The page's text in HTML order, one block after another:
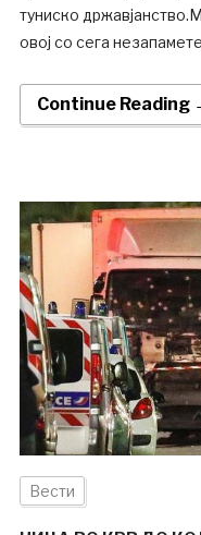
туниско
овој со сега
Continue Reading
Вести